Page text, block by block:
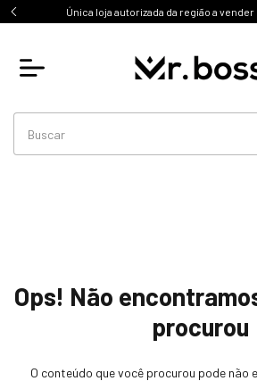
Única loja autorizada da região a vender
Ops! Não
procurou
O conteúdo que você procurou pode não